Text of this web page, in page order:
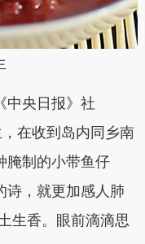
中央日报》社
在收到岛内同乡南
制的小带鱼仔
诗，就更加感人肺
生香。眼前滴滴思